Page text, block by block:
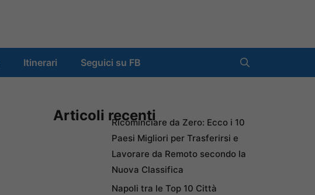
Itinerari Seguici su FB
Articoli recentiRicominciare da Zero: Ecco i 10
Paesi Migliori per Trasferirsi e
Lavorare da Remoto secondo la
Nuova Classifica
Napoli tra le Top 10 Città